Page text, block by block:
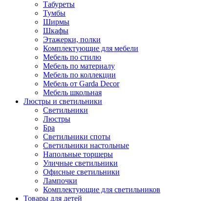
Табуреты
Тумбы
Ширмы
Шкафы
Этажерки, полки
Комплектующие для мебели
Мебель по стилю
Мебель по материалу
Мебель по коллекции
Мебель от Garda Decor
Мебель школьная
Люстры и светильники
Светильники
Люстры
Бра
Светильники споты
Светильники настольные
Напольные торшеры
Уличные светильники
Офисные светильники
Лампочки
Комплектующие для светильников
Товары для детей